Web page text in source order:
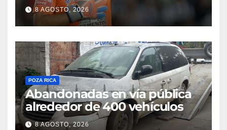
8 AGOSTO, 2026
POZA RICA
Abandonadas en vía pública
alrededor de 400 vehículos
8 AGOSTO, 2026